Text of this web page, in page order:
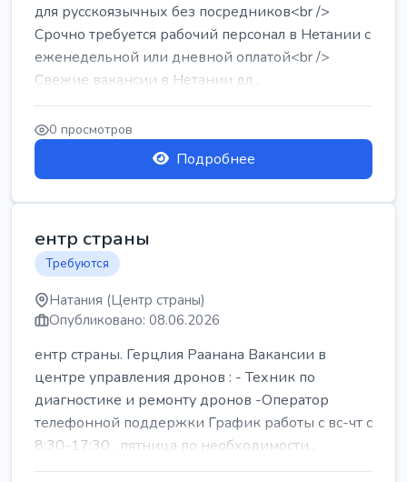
для русскоязычных без посредников<br />
Срочно требуется рабочий персонал в Нетании с
еженедельной или дневной оплатой<br />
Свежие вакансии в Нетании дл...
0 просмотров
Подробнее
ентр страны
Требуются
Натания (Центр страны)
Опубликовано: 08.06.2026
ентр страны. Герцлия Раанана Вакансии в
центре управления дронов : - Техник по
диагностике и ремонту дронов -Оператор
телефонной поддержки График работы с вс-чт с
8:30-17:30 , пятница по необходимости...